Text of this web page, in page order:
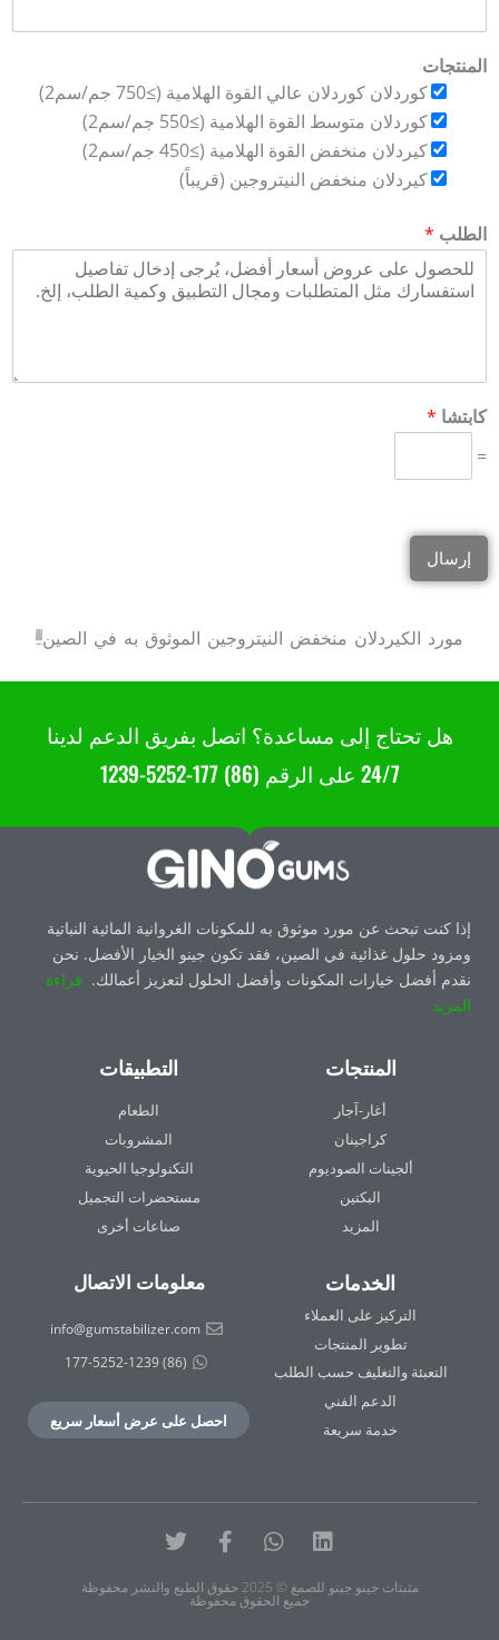
المنتجات
كوردلان كوردلان عالي القوة الهلامية (≥750 جم/سم2)
كوردلان متوسط القوة الهلامية (≥550 جم/سم2)
كيردلان منخفض القوة الهلامية (≥450 جم/سم2)
كيردلان منخفض النيتروجين (قريباً)
الطلب *
كابتشا *
=
إرسال
مورد الكيردلان منخفض النيتروجين الموثوق به في الصين!!!
هل تحتاج إلى مساعدة؟ اتصل بفريق الدعم لدينا
24/7 على الرقم (86) 177-5252-1239
إذا كنت تبحث عن مورد موثوق به للمكونات الغروانية المائية النباتية
ومزود حلول غذائية في الصين، فقد تكون جينو الخيار الأفضل. نحن
نقدم أفضل خيارات المكونات وأفضل الحلول لتعزيز أعمالك. قراءة
المزيد
المنتجات
أغار-آجار
كراجينان
ألجينات الصوديوم
البكتين
المزيد
التطبيقات
الطعام
المشروبات
التكنولوجيا الحيوية
مستحضرات التجميل
صناعات أخرى
الخدمات
التركيز على العملاء
تطوير المنتجات
التعبئة والتغليف حسب الطلب
الدعم الفني
خدمة سريعة
معلومات الاتصال
info@gumstabilizer.com
(86) 177-5252-1239
احصل على عرض أسعار سريع
لينكدواتسفيسبوك-تويتر
مثبتات جينو جينو للصمغ © 2025 حقوق الطبع والنشر محفوظة
جميع الحقوق محفوظة